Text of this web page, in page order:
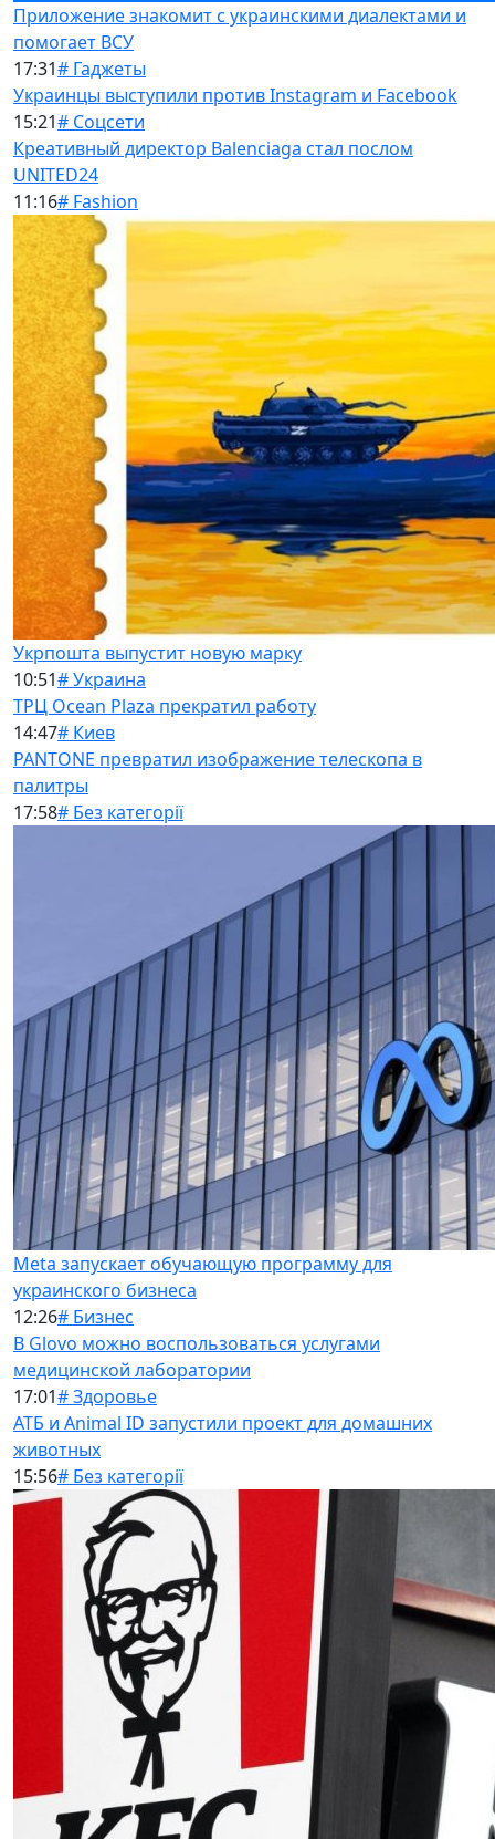
Приложение знакомит с украинскими диалектами и
помогает ВСУ
17:31# Гаджеты
Украинцы выступили против Instagram и Facebook
15:21# Соцсети
Креативный директор Balenciaga стал послом
UNITED24
11:16# Fashion
Укрпошта выпустит новую марку
10:51# Украина
ТРЦ Ocean Plaza прекратил работу
14:47# Киев
PANTONE превратил изображение телескопа в
палитры
17:58# Без категорії
Meta запускает обучающую программу для
украинского бизнеса
12:26# Бизнес
В Glovo можно воспользоваться услугами
медицинской лаборатории
17:01# Здоровье
АТБ и Animal ID запустили проект для домашних
животных
15:56# Без категорії